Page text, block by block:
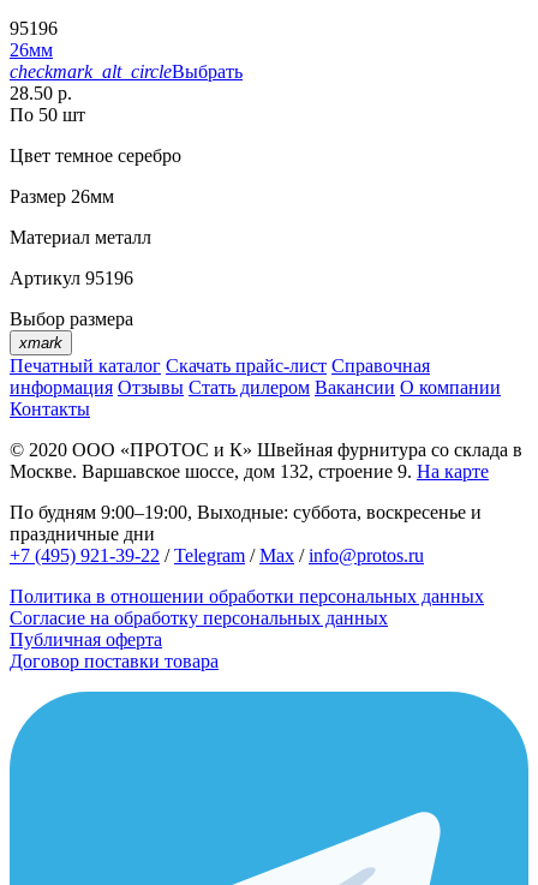
95196
26мм
checkmark_alt_circleВыбрать
28.50 р.
По 50 шт
Цвет темное серебро
Размер 26мм
Материал металл
Артикул 95196
Выбор размера
xmark
Печатный каталог Скачать прайс-лист Справочная
информация Отзывы Стать дилером Вакансии О компании
Контакты
© 2020 ООО «ПРОТОС и К» Швейная фурнитура со склада в
Москве. Варшавское шоссе, дом 132, строение 9. На карте
По будням 9:00–19:00, Выходные: суббота, воскресенье и
праздничные дни
+7 (495) 921-39-22 /Telegram /Max /info@protos.ru
Политика в отношении обработки персональных данных
Согласие на обработку персональных данных
Публичная оферта
Договор поставки товара